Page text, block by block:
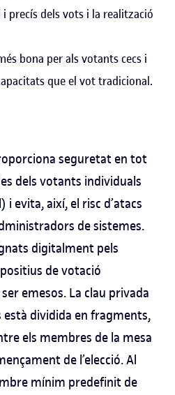
precís dels vots i la realització
bona per als votants cecs i
que el vot tradicional.
seguretat en tot
dels votants individuals
i evita, així, el risc d’atacs
de sistemes.
digitalment pels
de votació
emesos. La clau privada
dividida en fragments,
els membres de la mesa
de l’elecció. Al
mínim predefinit de